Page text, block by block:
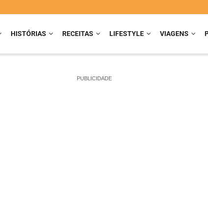
HISTÓRIAS RECEITAS LIFESTYLE VIAGENS
PUBLICIDADE